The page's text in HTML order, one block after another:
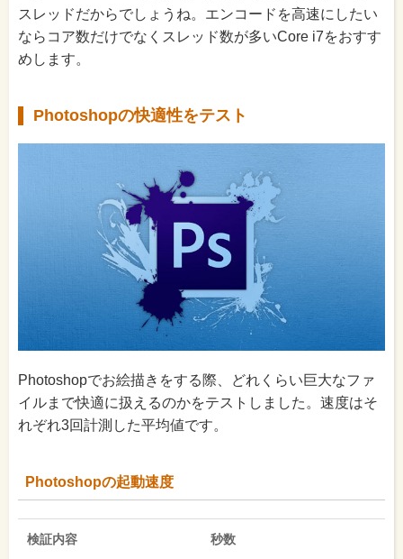
スレッドだからでしょうね。エンコードを高速にしたい
ならコア数だけでなくスレッド数が多いCore i7をおすす
めします。
Photoshopの快適性をテスト
Photoshopでお絵描きをする際、どれくらい巨大なファ
イルまで快適に扱えるのかをテストしました。速度はそ
れぞれ3回計測した平均値です。
Photoshopの起動速度
検証内容 秒数